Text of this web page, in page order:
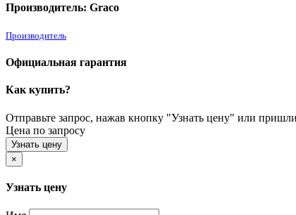
Производитель: Graco
Производитель
Официальная гарантия
Как купить?
Отправьте запрос, нажав кнопку "Узнать цену" или
Цена по запросу
Узнать цену
×
Узнать цену